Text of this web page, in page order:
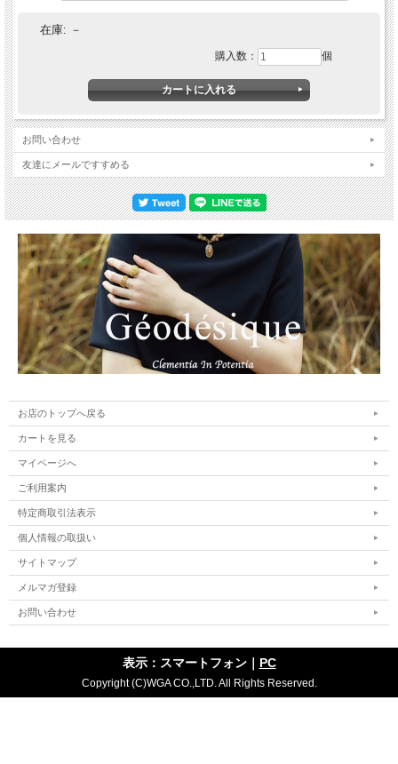
在庫: －
購入数： 個
お問い合わせ
友達にメールですすめる
お店のトップへ戻る
カートを見る
マイページへ
ご利用案内
特定商取引法表示
個人情報の取扱い
サイトマップ
メルマガ登録
お問い合わせ
表示：スマートフォン｜ PC
Copyright (C)WGA CO.,LTD. All Rights Reserved.